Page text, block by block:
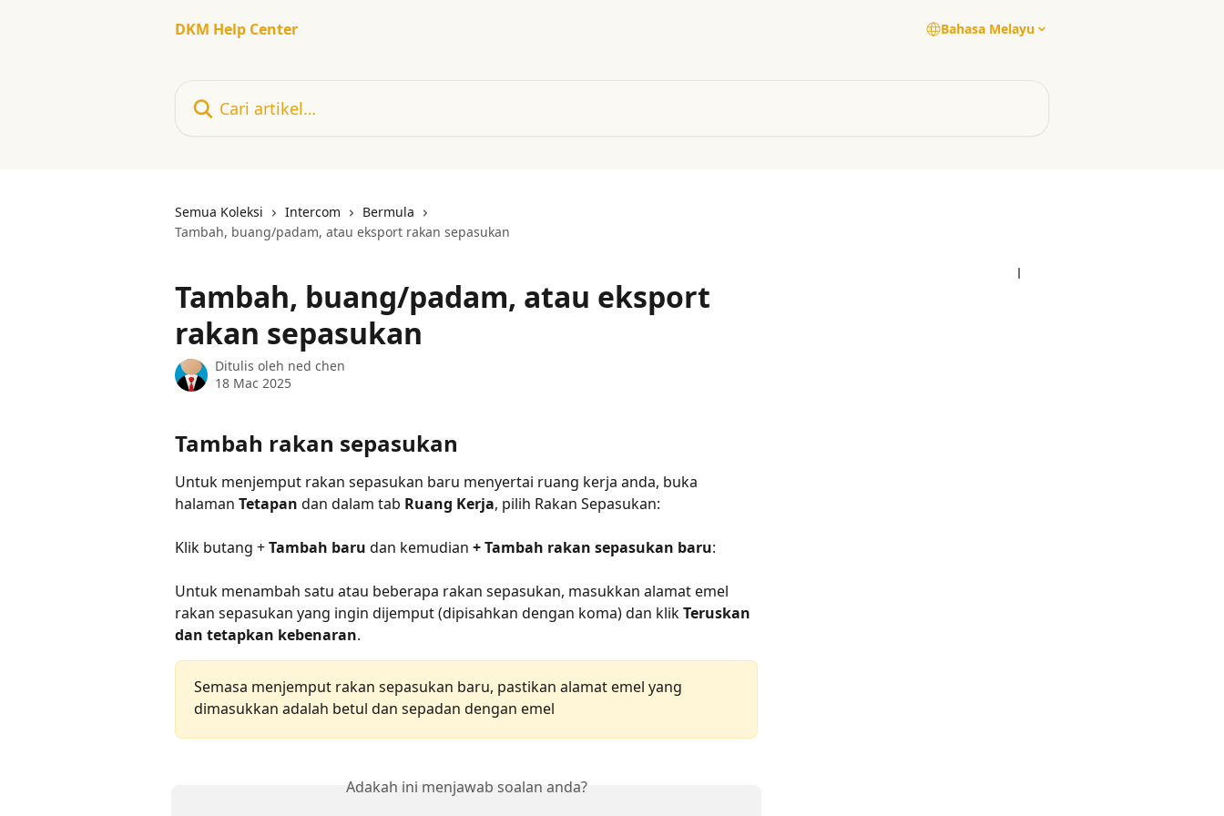
DKM Help Center
Bahasa Melayu
Semua Koleksi Intercom
Bermula
Tambah, buang/padam, atau eksport rakan sepasukan
Tambah, buang/padam, atau eksport
rakan sepasukan
Ditulis oleh ned chen
18 Mac 2025
Tambah rakan sepasukan
Untuk menjemput rakan sepasukan baru menyertai ruang kerja anda, buka
halaman Tetapan dan dalam tab Ruang Kerja, pilih Rakan Sepasukan:
Klik butang + Tambah baru dan kemudian + Tambah rakan sepasukan baru:
Untuk menambah satu atau beberapa rakan sepasukan, masukkan alamat emel
rakan sepasukan yang ingin dijemput (dipisahkan dengan koma) dan klik Teruskan
dan tetapkan kebenaran.
Semasa menjemput rakan sepasukan baru, pastikan alamat emel yang
dimasukkan adalah betul dan sepadan dengan emel
Adakah ini menjawab soalan anda?